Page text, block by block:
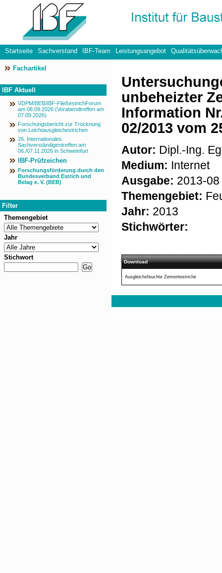
Startseite Sachverstand IBF-Team Leistungsangebot
Datenschutzerklärung
Fachartikel
IBF Aktuell
VDPM/BEB/IBF-FließestrichForum
am 08.09.2026 (Vorabendtreffen am
07.09.2026)
Forschungsbericht zur Trocknung
von Leichtausgleichestrichen
26. Internationales
Sachverständigentreffen am
06./07.11.2026 in Schweinfurt
IBF-Prüfzeichen
Forschungsförderung durch den
Bundesverband Estrich und
Belag e. V. (BEB)
Filter
Themengebiet
Jahr
Stichwort
unbeheizter
Information
02/2013 vom
Autor: Dipl.-Ing.
Medium: Internet
Ausgabe: 2013-08
Themengebiet:
Jahr: 2013
Stichwörter:
Download
Ausgleichsfeuchte Zementestriche